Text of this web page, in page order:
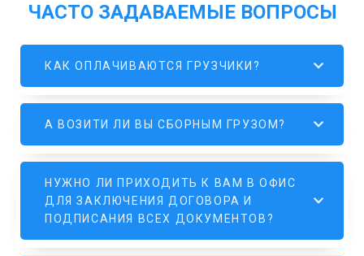
ЧАСТО ЗАДАВАЕМЫЕ ВОПРОСЫ
КАК ОПЛАЧИВАЮТСЯ ГРУЗЧИКИ?
А ВОЗИТИ ЛИ ВЫ СБОРНЫМ ГРУЗОМ?
НУЖНО ЛИ ПРИХОДИТЬ К ВАМ В ОФИС
ДЛЯ ЗАКЛЮЧЕНИЯ ДОГОВОРА И
ПОДПИСАНИЯ ВСЕХ ДОКУМЕНТОВ?